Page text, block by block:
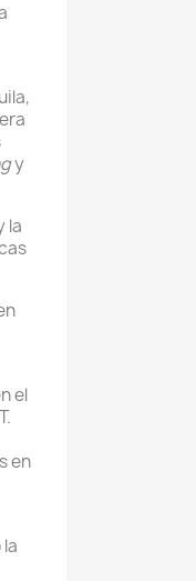
y
la
el
en